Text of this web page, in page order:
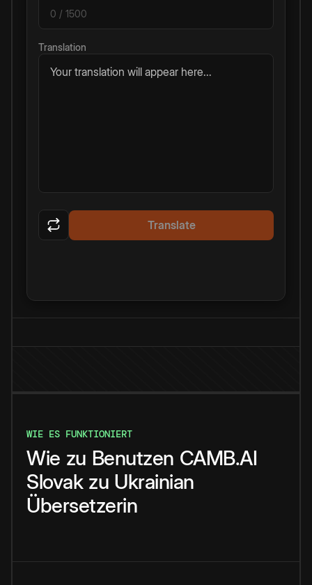
0 / 1500
Translation
Your translation will appear here...
Translate
WIE ES FUNKTIONIERT
Wie zu Benutzen CAMB.AI
Slovak zu Ukrainian
Übersetzerin